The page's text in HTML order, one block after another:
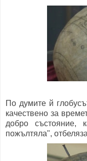
По думите й
качествено за
добро състояние,
пожълтяла",